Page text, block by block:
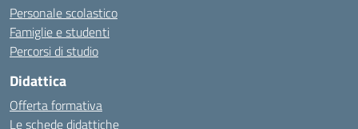
Personale scolastico
Famiglie e studenti
Percorsi di studio
Didattica
Offerta formativa
Le schede didattiche